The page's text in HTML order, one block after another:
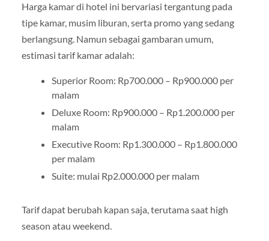
Harga kamar di hotel ini bervariasi tergantung pada
tipe kamar, musim liburan, serta promo yang sedang
berlangsung. Namun sebagai gambaran umum,
estimasi tarif kamar adalah:
Superior Room: Rp700.000 – Rp900.000 per
malam
Deluxe Room: Rp900.000 – Rp1.200.000 per
malam
Executive Room: Rp1.300.000 – Rp1.800.000
per malam
Suite: mulai Rp2.000.000 per malam
Tarif dapat berubah kapan saja, terutama saat high
season atau weekend.